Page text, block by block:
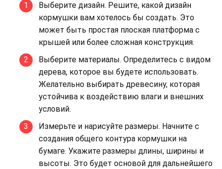
Выберите дизайн. Решите, какой дизайн
кормушки вам хотелось бы создать. Это
может быть простая плоская платформа с
крышей или более сложная конструкция.
Выберите материалы. Определитесь с видом
дерева, которое вы будете использовать.
Желательно выбирать древесину, которая
устойчива к воздействию влаги и внешних
условий.
Измерьте и нарисуйте размеры. Начните с
создания общего контура кормушки на
бумаге. Укажите размеры длины, ширины и
высоты. Это будет основой для дальнейшего